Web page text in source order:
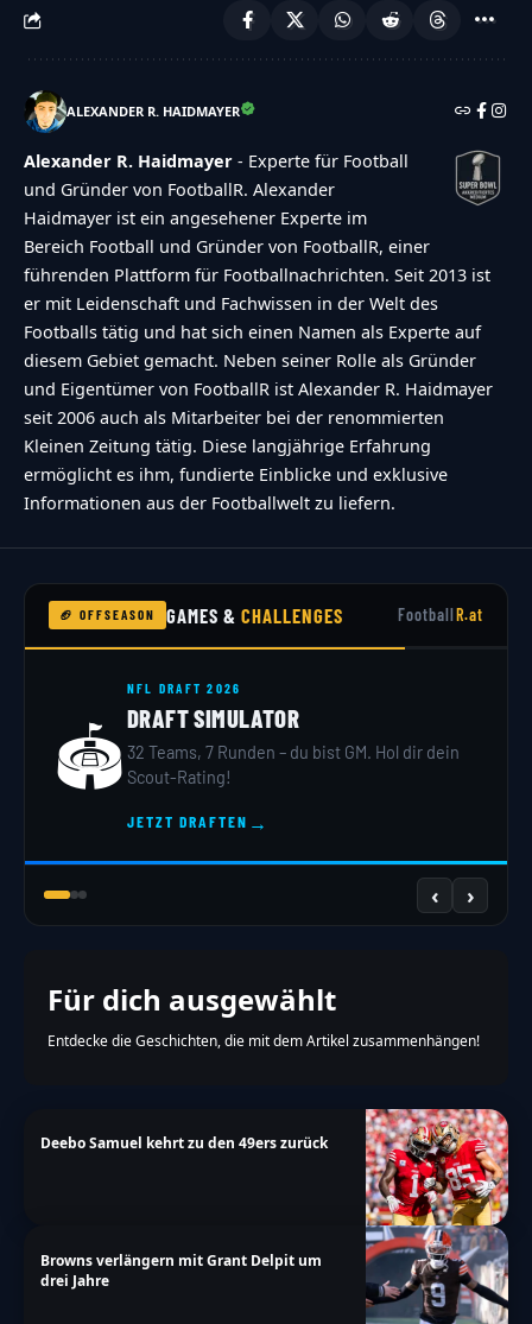
ALEXANDER R. HAIDMAYER
Alexander R. Haidmayer - Experte für Football
und Gründer von FootballR. Alexander
Haidmayer ist ein angesehener Experte im
Bereich Football und Gründer von FootballR, einer
führenden Plattform für Footballnachrichten. Seit 2013 ist
er mit Leidenschaft und Fachwissen in der Welt des
Footballs tätig und hat sich einen Namen als Experte auf
diesem Gebiet gemacht. Neben seiner Rolle als Gründer
und Eigentümer von FootballR ist Alexander R. Haidmayer
seit 2006 auch als Mitarbeiter bei der renommierten
Kleinen Zeitung tätig. Diese langjährige Erfahrung
ermöglicht es ihm, fundierte Einblicke und exklusive
Informationen aus der Footballwelt zu liefern.
🏈 OFFSEASON GAMES &CHALLENGES FootballR.at
NFL DRAFT 2026
DRAFT SIMULATOR
32 Teams, 7 Runden – du bist GM. Hol dir dein
Scout-Rating!
JETZT DRAFTEN→
‹ ›
Für dich ausgewählt
Entdecke die Geschichten, die mit dem Artikel zusammenhängen!
Deebo Samuel kehrt zu den 49ers zurück
Browns verlängern mit Grant Delpit um
drei Jahre